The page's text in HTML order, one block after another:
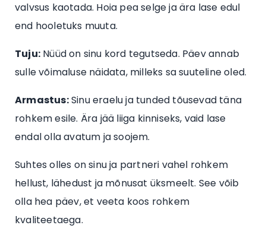
valvsus kaotada. Hoia pea selge ja ära lase edul
end hooletuks muuta.
Tuju: Nüüd on sinu kord tegutseda. Päev annab
sulle võimaluse näidata, milleks sa suuteline oled.
Armastus:Sinu eraelu ja tunded tõusevad täna
rohkem esile. Ära jää liiga kinniseks, vaid lase
endal olla avatum ja soojem.
Suhtes olles on sinu ja partneri vahel rohkem
hellust, lähedust ja mõnusat üksmeelt. See võib
olla hea päev, et veeta koos rohkem
kvaliteetaega.